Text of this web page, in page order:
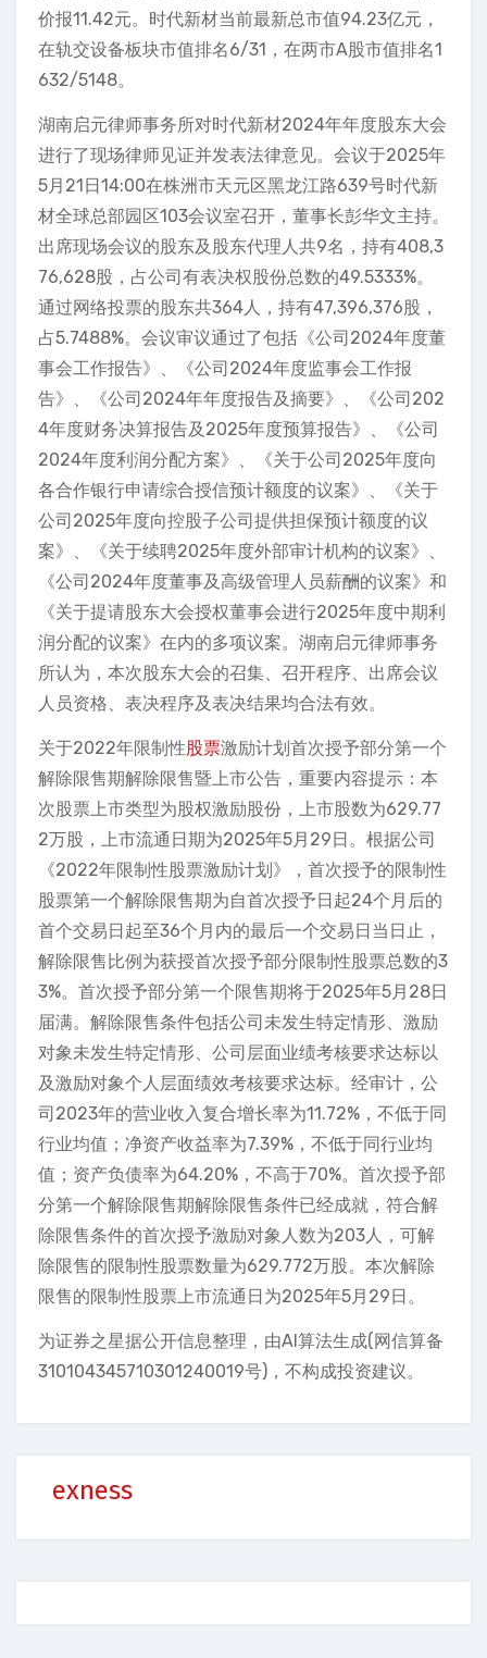
价报11.42元。时代新材当前最新总市值94.23亿元，
在轨交设备板块市值排名6/31，在两市A股市值排名1
632/5148。
湖南启元律师事务所对时代新材2024年年度股东大会
进行了现场律师见证并发表法律意见。会议于2025年
5月21日14:00在株洲市天元区黑龙江路639号时代新
材全球总部园区103会议室召开，董事长彭华文主持。
出席现场会议的股东及股东代理人共9名，持有408,3
76,628股，占公司有表决权股份总数的49.5333%。
通过网络投票的股东共364人，持有47,396,376股，
占5.7488%。会议审议通过了包括《公司2024年度董
事会工作报告》、《公司2024年度监事会工作报
告》、《公司2024年年度报告及摘要》、《公司202
4年度财务决算报告及2025年度预算报告》、《公司
2024年度利润分配方案》、《关于公司2025年度向
各合作银行申请综合授信预计额度的议案》、《关于
公司2025年度向控股子公司提供担保预计额度的议
案》、《关于续聘2025年度外部审计机构的议案》、
《公司2024年度董事及高级管理人员薪酬的议案》和
《关于提请股东大会授权董事会进行2025年度中期利
润分配的议案》在内的多项议案。湖南启元律师事务
所认为，本次股东大会的召集、召开程序、出席会议
人员资格、表决程序及表决结果均合法有效。
关于2022年限制性股票激励计划首次授予部分第一个
解除限售期解除限售暨上市公告，重要内容提示：本
次股票上市类型为股权激励股份，上市股数为629.77
2万股，上市流通日期为2025年5月29日。根据公司
《2022年限制性股票激励计划》，首次授予的限制性
股票第一个解除限售期为自首次授予日起24个月后的
首个交易日起至36个月内的最后一个交易日当日止，
解除限售比例为获授首次授予部分限制性股票总数的3
3%。首次授予部分第一个限售期将于2025年5月28日
届满。解除限售条件包括公司未发生特定情形、激励
对象未发生特定情形、公司层面业绩考核要求达标以
及激励对象个人层面绩效考核要求达标。经审计，公
司2023年的营业收入复合增长率为11.72%，不低于同
行业均值；净资产收益率为7.39%，不低于同行业均
值；资产负债率为64.20%，不高于70%。首次授予部
分第一个解除限售期解除限售条件已经成就，符合解
除限售条件的首次授予激励对象人数为203人，可解
除限售的限制性股票数量为629.772万股。本次解除
限售的限制性股票上市流通日为2025年5月29日。
为证券之星据公开信息整理，由AI算法生成(网信算备
310104345710301240019号)，不构成投资建议。
exness